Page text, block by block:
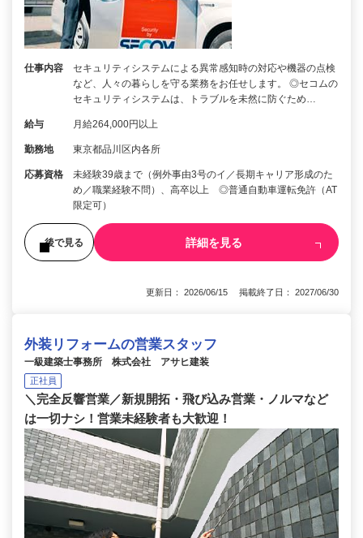
仕事内容
セキュリティシステムによる異常感知時の対応や機器の点検
など、人々の暮らしを守る業務をお任せします。 ◎セコムの
セキュリティシステムは、トラブルを未然に防ぐため…
給与 月給264,000円以上
勤務地 東京都品川区内各所
応募資格
未経験39歳まで（例外事由3号のイ／長期キャリア形成のた
め／職業経験不問）、高卒以上 ◎普通自動車運転免許（AT
限定可）
後で見る 詳細を見る
更新日： 2026/06/15 掲載終了日： 2027/06/30
外装リフォームの営業スタッフ
一級建築士事務所 株式会社 アサヒ建装
正社員
＼完全反響営業／新規開拓・飛び込み営業・ノルマなど
は一切ナシ！営業未経験者も大歓迎！